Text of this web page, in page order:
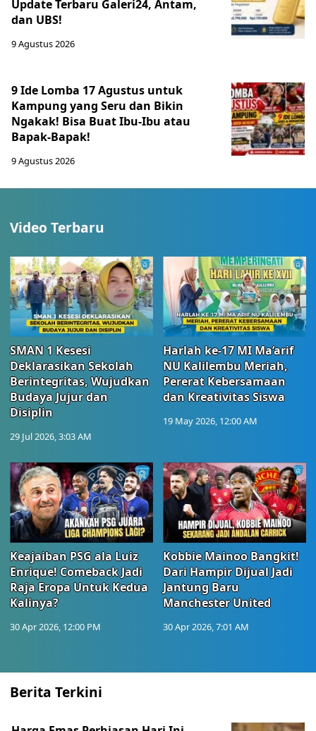
Update Terbaru Galeri24, Antam,
dan UBS!
9 Agustus 2026
9 Ide Lomba 17 Agustus untuk
Kampung yang Seru dan Bikin
Ngakak! Bisa Buat Ibu-Ibu atau
Bapak-Bapak!
9 Agustus 2026
Video Terbaru
SMAN 1 Kesesi
Deklarasikan Sekolah
Berintegritas, Wujudkan
Budaya Jujur dan
Disiplin
29 Jul 2026, 3:03 AM
Harlah ke-17 MI Ma’arif
NU Kalilembu Meriah,
Pererat Kebersamaan
dan Kreativitas Siswa
19 May 2026, 12:00 AM
Keajaiban PSG ala Luiz
Enrique! Comeback Jadi
Raja Eropa Untuk Kedua
Kalinya?
30 Apr 2026, 12:00 PM
Kobbie Mainoo Bangkit!
Dari Hampir Dijual Jadi
Jantung Baru
Manchester United
30 Apr 2026, 7:01 AM
Berita Terkini